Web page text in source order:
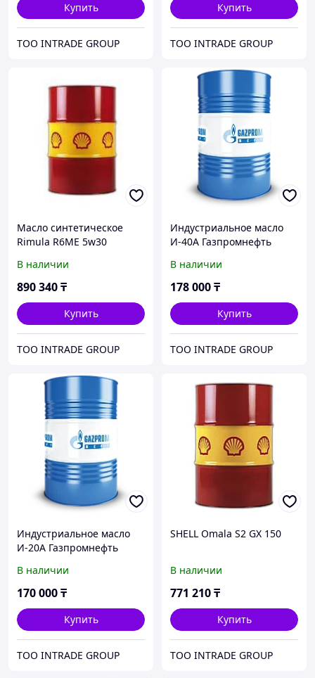
Купить
ТОО INTRADE GROUP
Купить
ТОО INTRADE GROUP
Масло синтетическое
Rimula R6ME 5w30
В наличии
890 340₸
Купить
ТОО INTRADE GROUP
Индустриальное масло
И-40А Газпромнефть
В наличии
178 000₸
Купить
ТОО INTRADE GROUP
Индустриальное масло
И-20А Газпромнефть
В наличии
170 000₸
Купить
ТОО INTRADE GROUP
SHELL Omala S2 GX 150
В наличии
771 210₸
Купить
ТОО INTRADE GROUP